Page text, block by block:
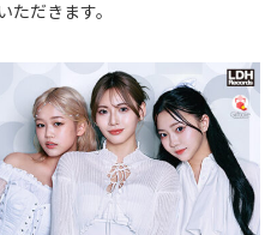
だきます。